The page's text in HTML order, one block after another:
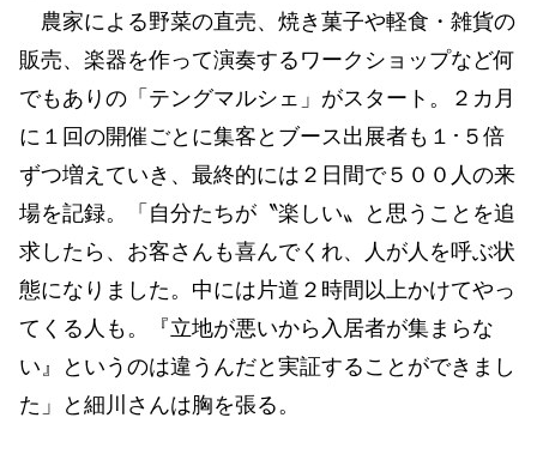
農家による野菜の直売、焼き菓子や軽食・雑貨の
販売、楽器を作って演奏するワークショップなど何
でもありの「テングマルシェ」がスタート。２カ月
に１回の開催ごとに集客とブース出展者も１･５倍
ずつ増えていき、最終的には２日間で５００人の来
場を記録。「自分たちが〝楽しい〟と思うことを追
求したら、お客さんも喜んでくれ、人が人を呼ぶ状
態になりました。中には片道２時間以上かけてやっ
てくる人も。『立地が悪いから入居者が集まらな
い』というのは違うんだと実証することができまし
た」と細川さんは胸を張る。